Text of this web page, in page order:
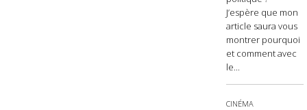
J’espère que mon
article saura vous
montrer pourquoi
et comment avec
le...
CINÉMA